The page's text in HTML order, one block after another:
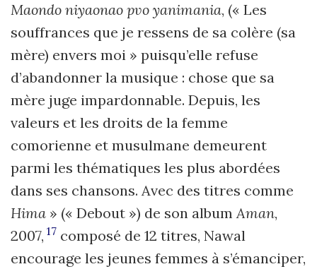
Maondo niyaonao pvo yanimania, (« Les
souffrances que je ressens de sa colère (sa
mère) envers moi » puisqu’elle refuse
d’abandonner la musique : chose que sa
mère juge impardonnable. Depuis, les
valeurs et les droits de la femme
comorienne et musulmane demeurent
parmi les thématiques les plus abordées
dans ses chansons. Avec des titres comme
Hima » (« Debout ») de son album Aman,
2007, 17 composé de 12 titres, Nawal
encourage les jeunes femmes à s’émanciper,